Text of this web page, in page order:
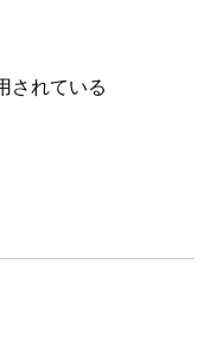
されている